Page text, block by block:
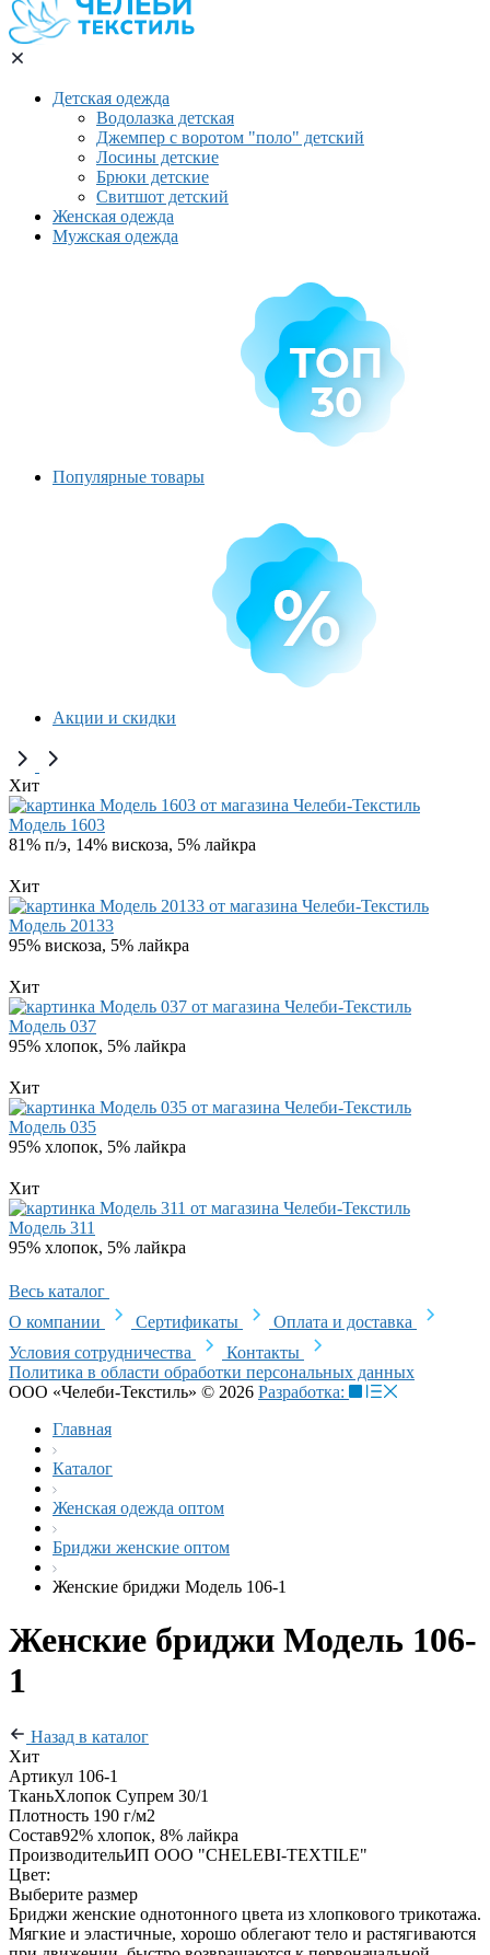
Детская одежда
Водолазка детская
Джемпер с воротом "поло" детский
Лосины детские
Брюки детские
Свитшот детский
Женская одежда
Мужская одежда
Популярные товары
Акции и скидки
Хит
Модель 1603
81% п/э, 14% вискоза, 5% лайкра
Хит
Модель 20133
95% вискоза, 5% лайкра
Хит
Модель 037
95% хлопок, 5% лайкра
Хит
Модель 035
95% хлопок, 5% лайкра
Хит
Модель 311
95% хлопок, 5% лайкра
Весь каталог
О компании
Сертификаты
Оплата и доставка
Условия сотрудничества
Контакты
Политика в области обработки персональных данных
ООО «Челеби-Текстиль» © 2026 Разработка:
Главная
Каталог
Женская одежда оптом
Бриджи женские оптом
Женские бриджи Модель 106-1
Женские бриджи Модель 106-
1
Назад в каталог
Хит
Артикул 106-1
ТканьХлопок Супрем 30/1
Плотность 190 г/м2
Состав92% хлопок, 8% лайкра
ПроизводительИП ООО "CHELEBI-TEXTILE"
Цвет:
Выберите размер
Бриджи женские однотонного цвета из хлопкового трикотажа.
Мягкие и эластичные, хорошо облегают тело и растягиваются